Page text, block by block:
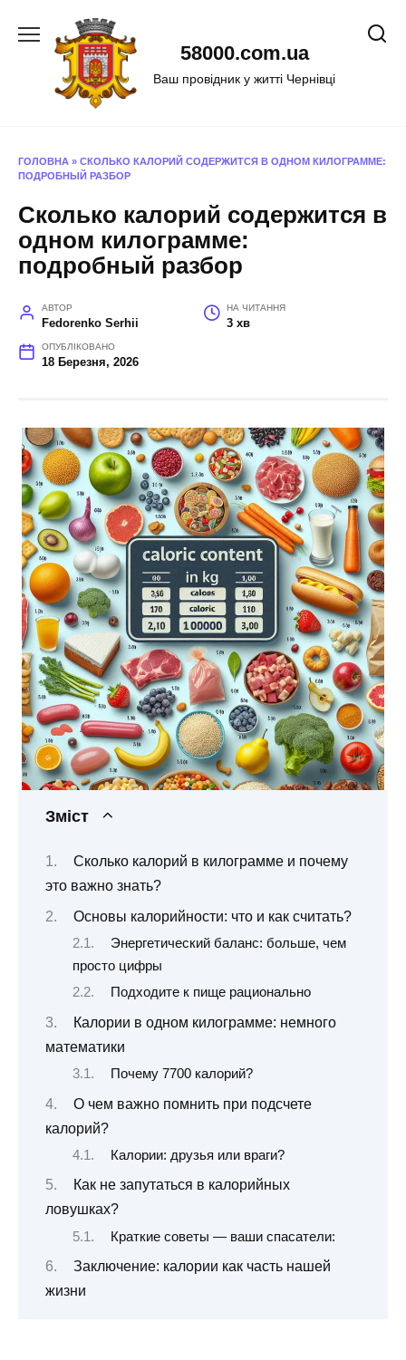
58000.com.ua
Ваш провідник у житті Чернівці
ГОЛОВНА » СКОЛЬКО КАЛОРИЙ СОДЕРЖИТСЯ В ОДНОМ КИЛОГРАММЕ:
ПОДРОБНЫЙ РАЗБОР
Сколько калорий содержится в
одном килограмме:
подробный разбор
АВТОР
Fedorenko Serhii
НА ЧИТАННЯ
3 хв
ОПУБЛІКОВАНО
18 Березня, 2026
Зміст
Сколько калорий в килограмме и почему
это важно знать?
Основы калорийности: что и как считать?
Энергетический баланс: больше, чем
просто цифры
Подходите к пище рационально
Калории в одном килограмме: немного
математики
Почему 7700 калорий?
О чем важно помнить при подсчете
калорий?
Калории: друзья или враги?
Как не запутаться в калорийных
ловушках?
Краткие советы — ваши спасатели:
Заключение: калории как часть нашей
жизни